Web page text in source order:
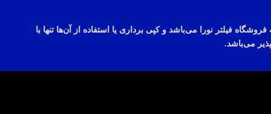
می‌باشد وکپی برداری یا استفاده از آن‌ها تنها با
می‌باشد.